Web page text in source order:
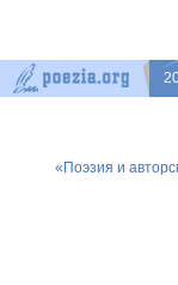
«Поэзия и